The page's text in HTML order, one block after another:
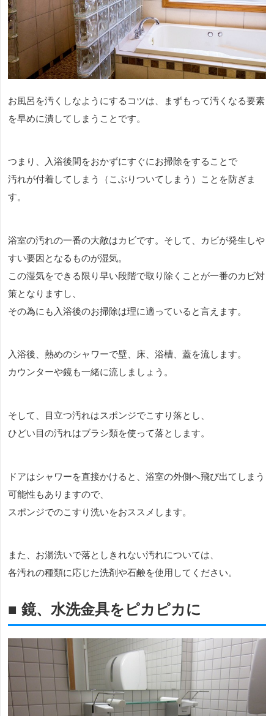
お風呂を汚くしなようにするコツは、まずもって汚くなる要素
を早めに潰してしまうことです。
つまり、入浴後間をおかずにすぐにお掃除をすることで
汚れが付着してしまう（こぶりついてしまう）ことを防ぎま
す。
浴室の汚れの一番の大敵はカビです。そして、カビが発生しや
すい要因となるものが湿気。
この湿気をできる限り早い段階で取り除くことが一番のカビ対
策となりますし、
その為にも入浴後のお掃除は理に適っていると言えます。
入浴後、熱めのシャワーで壁、床、浴槽、蓋を流します。
カウンターや鏡も一緒に流しましょう。
そして、目立つ汚れはスポンジでこすり落とし、
ひどい目の汚れはブラシ類を使って落とします。
ドアはシャワーを直接かけると、浴室の外側へ飛び出てしまう
可能性もありますので、
スポンジでのこすり洗いをおススメします。
また、お湯洗いで落としきれない汚れについては、
各汚れの種類に応じた洗剤や石鹸を使用してください。
■ 鏡、水洗金具をピカピカに